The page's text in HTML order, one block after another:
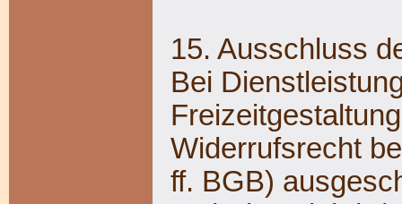
15. Ausschluss
Bei
Widerrufsrecht
ff. BGB)